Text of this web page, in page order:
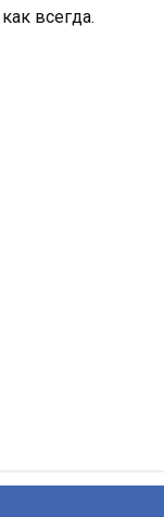
всегда.